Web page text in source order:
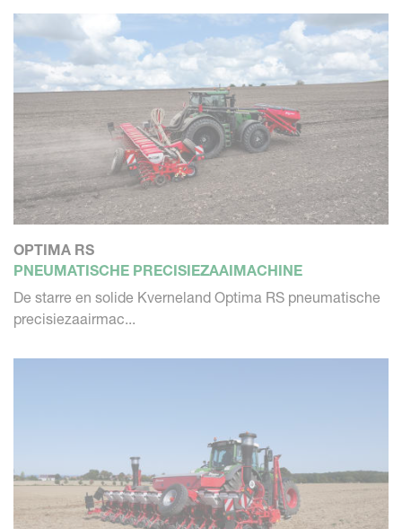
OPTIMA RS
PNEUMATISCHE PRECISIEZAAIMACHINE
De starre en solide Kverneland Optima RS pneumatische
precisiezaairmac...